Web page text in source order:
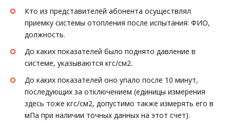
Кто из представителей абонента осуществлял
приемку системы отопления после испытания: ФИО,
должность.
До каких показателей было поднято давление в
системе, указываются кгс/см2.
До каких показателей оно упало после 10 минут,
последующих за отключением (единицы измерения
здесь тоже кгс/см2, допустимо также измерять его в
мПа при наличии точных данных на этот счет).